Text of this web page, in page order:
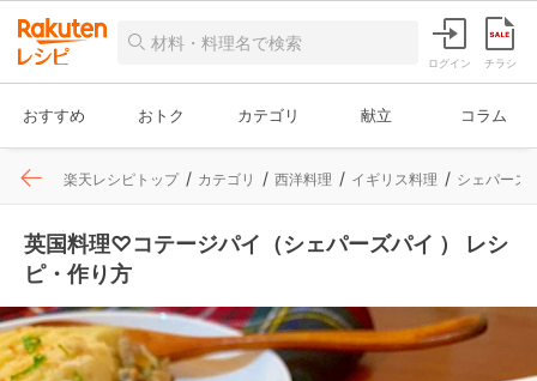
ログイン チラシ
おすすめ おトク カテゴリ 献立 コラム
楽天レシピトップ カテゴリ 西洋料理 イギリス料理 シェパーズ
英国料理♡コテージパイ（シェパーズパイ ） レシ
ピ・作り方